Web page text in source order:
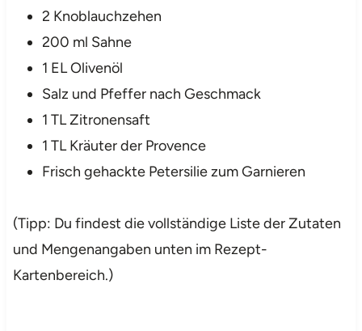
2 Knoblauchzehen
200 ml Sahne
1 EL Olivenöl
Salz und Pfeffer nach Geschmack
1 TL Zitronensaft
1 TL Kräuter der Provence
Frisch gehackte Petersilie zum Garnieren
(Tipp: Du findest die vollständige Liste der Zutaten
und Mengenangaben unten im Rezept-
Kartenbereich.)